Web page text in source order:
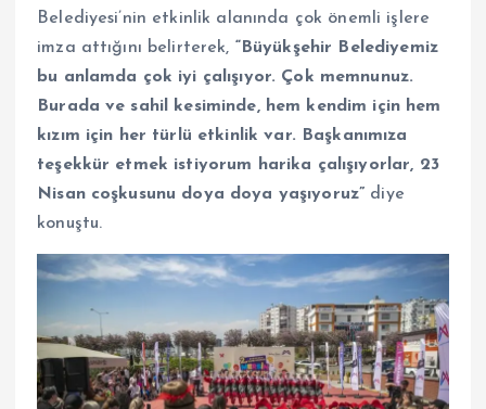
Belediyesi’nin etkinlik alanında çok önemli işlere
imza attığını belirterek, “Büyükşehir Belediyemiz
bu anlamda çok iyi çalışıyor. Çok memnunuz.
Burada ve sahil kesiminde, hem kendim için hem
kızım için her türlü etkinlik var. Başkanımıza
teşekkür etmek istiyorum harika çalışıyorlar, 23
Nisan coşkusunu doya doya yaşıyoruz” diye
konuştu.